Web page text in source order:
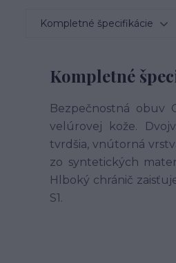
Kompletné špecifikácie
Kompletné
Bezpečnostná obuv
velúrovej kože.
tvrdšia, vnútorná
zo syntetických
Hlboký chránič
S1.